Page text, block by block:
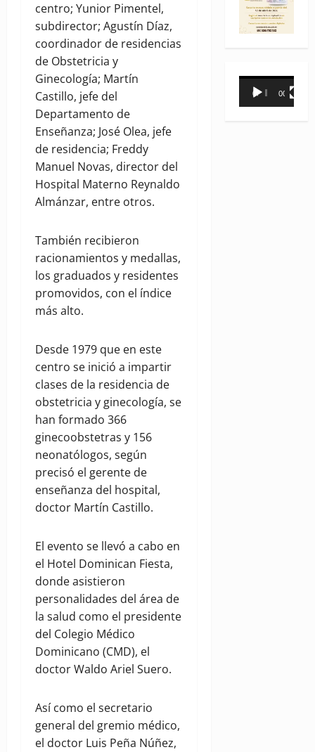
centro; Yunior Pimentel,
subdirector; Agustín Díaz,
coordinador de residencias
de Obstetricia y
Ginecología; Martín
Castillo, jefe del
Departamento de
Enseñanza; José Olea, jefe
de residencia; Freddy
Manuel Novas, director del
Hospital Materno Reynaldo
Almánzar, entre otros.
También recibieron
racionamientos y medallas,
los graduados y residentes
promovidos, con el índice
más alto.
Desde 1979 que en este
centro se inició a impartir
clases de la residencia de
obstetricia y ginecología, se
han formado 366
ginecoobstetras y 156
neonatólogos, según
precisó el gerente de
enseñanza del hospital,
doctor Martín Castillo.
El evento se llevó a cabo en
el Hotel Dominican Fiesta,
donde asistieron
personalidades del área de
la salud como el presidente
del Colegio Médico
Dominicano (CMD), el
doctor Waldo Ariel Suero.
Así como el secretario
general del gremio médico,
el doctor Luis Peña Núñez,
Reproductor
00:00 00:31